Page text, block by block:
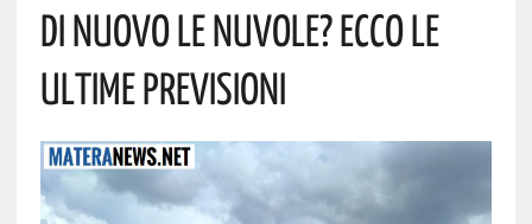
Di Nuovo Le Nuvole? Ecco Le
Ultime Previsioni